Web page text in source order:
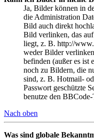
Ja, Bilder können in
die Administration
Bild auch direkt
Bild verlinken, das
liegt, z. B. http://
weder Bilder
befinden (außer es ist
noch zu Bildern, die
sind, z. B. Hotmail-
Passwort geschützte
benutze den
Nach oben
Was sind globale